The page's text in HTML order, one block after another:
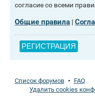
согласие со всеми
Общие правила |
РЕГИСТРАЦИЯ
Список форумов • FAQ
Удалить cookies